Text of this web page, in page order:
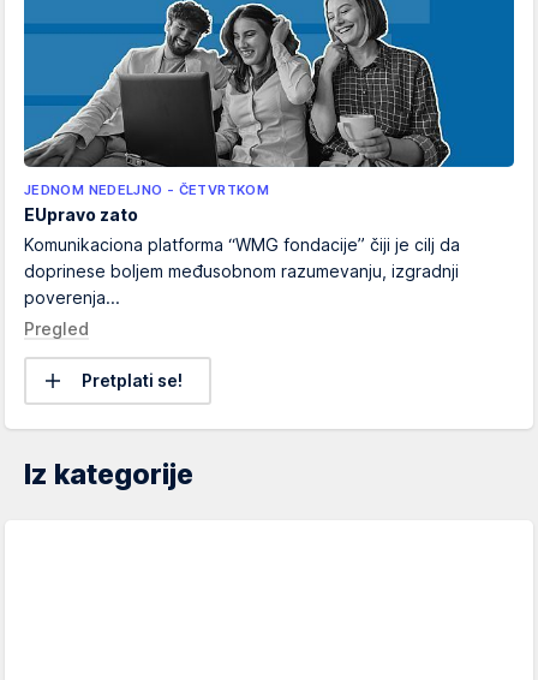
JEDNOM NEDELJNO - ČETVRTKOM
EUpravo zato
Komunikaciona platforma “WMG fondacije” čiji je cilj da
doprinese boljem međusobnom razumevanju, izgradnji
poverenja...
Pregled
Pretplati se!
Iz kategorije